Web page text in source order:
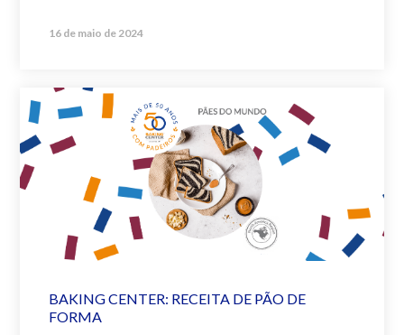
16 de maio de 2024
BAKING CENTER: RECEITA DE PÃO DE
FORMA